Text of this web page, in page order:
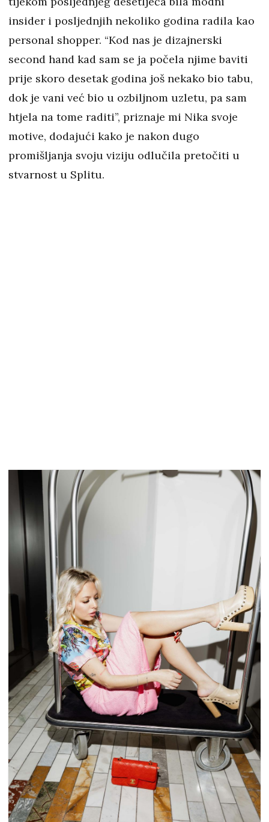
insider i posljednjih nekoliko godina radila kao
personal shopper. “Kod nas je dizajnerski
second hand kad sam se ja počela njime baviti
prije skoro desetak godina još nekako bio tabu,
dok je vani već bio u ozbiljnom uzletu, pa sam
htjela na tome raditi”, priznaje mi Nika svoje
motive, dodajući kako je nakon dugo
promišljanja svoju viziju odlučila pretočiti u
stvarnost u Splitu.